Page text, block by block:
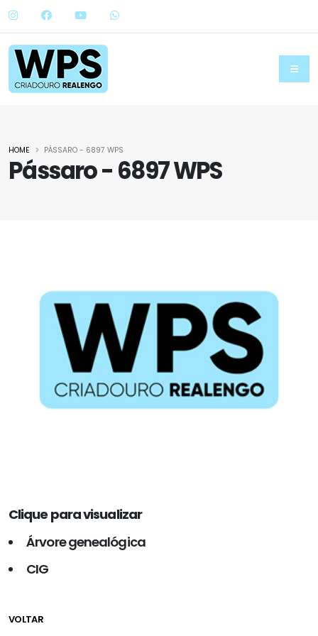
Pássaro - 6897 WPS
HOME PÁSSARO - 6897 WPS
Clique para visualizar
Árvore genealógica
CIG
VOLTAR